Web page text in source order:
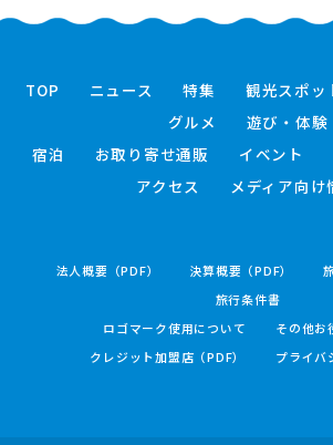
TOP ニュース 特集 観光スポッ
グルメ
遊び・体験
宿泊
お取り寄せ通販 イベント
アクセス
メディア向け
法人概要（PDF） 決算概要（PDF）
旅行条件書
ロゴマーク使用について
その他お
クレジット加盟店（PDF）
プライバ